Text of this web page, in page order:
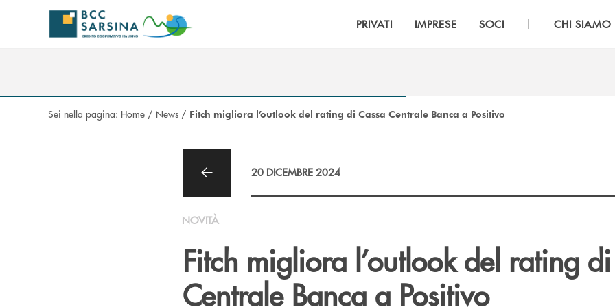
Salta al contenuto principale
PRIVATI IMPRESE SOCI | CHI SIAMO
Sei nella pagina: Home / News / Fitch migliora l’outlook del rating di Cassa Centrale Banca a Positivo
20 DICEMBRE 2024
NOVITÀ
Fitch migliora l’outlook del rating
Centrale Banca a Positivo